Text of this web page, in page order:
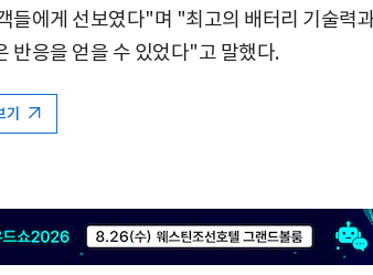
들에게 선보였다"며 "최고의 배터리 기술력
반응을 얻을 수 있었다"고 말했다.
기